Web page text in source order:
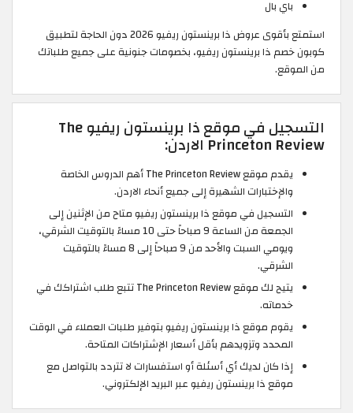
باي بال
استمتع بأقوى عروض ذا برينستون ريفيو 2026 دون الحاجة لتطبيق
كوبون خصم ذا برينستون ريفيو، بخصومات جنونية على جميع طلباتك
من الموقع.
التسجيل في موقع ذا برينستون ريفيو The
Princeton Review الاردن:
يقدم موقع The Princeton Review أهم الدروس الخاصة
والإختبارات الشهيرة إلى جميع أنحاء الاردن.
التسجيل في موقع ذا برينستون ريفيو متاح من الإثنين إلى
الجمعة من الساعة 9 صباحاً حتى 10 مساءً بالتوقيت الشرقي،
ويومي السبت والأحد من 9 صباحاً إلى 8 مساءً بالتوقيت
الشرقي.
يتيح لك موقع The Princeton Review تتبع طلب اشتراكك في
خدماته.
يقوم موقع ذا برينستون ريفيو بتوفير طلبات العملاء في الوقت
المحدد وتزويدهم بأقل أسعار الإشتراكات المتاحة.
إذا كان لديك أي أسئلة أو استفسارات لا تتردد بالتواصل مع
موقع ذا برينستون ريفيو عبر البريد الإلكتروني.